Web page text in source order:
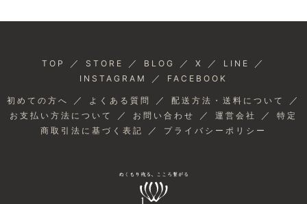
TOP ／ STORE ／ BLOG ／ X ／ LINE ／
INSTAGRAM ／ FACEBOOK
初めての方へ ／ よくある質問 ／ 配送方法・送料について ／
お支払い方法について ／ お問い合わせ ／ 運営会社 ／ 特定
商取引法に基づく表記
／ プライバシーポリシー